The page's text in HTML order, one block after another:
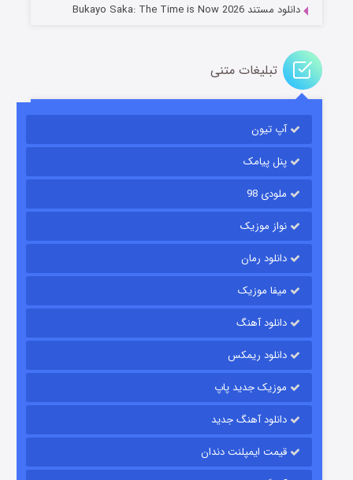
باب اسفنجی فصل ۱۷
قسمت۶ (زیرنویس) منتشر شد
قسمت۱۵ (دوبله) منتشر شد
دانلود مستند Bukayo Saka: The Time is Now 2026
تبلیغات متنی
آپ تیون
پنل پیامک
ملودی 98
نواز موزیک
دانلود رمان
میفا موزیک
دانلود آهنگ
دانلود ریمکس
موزیک جدید پاپ
دانلود آهنگ جدید
قیمت ایمپلنت دندان